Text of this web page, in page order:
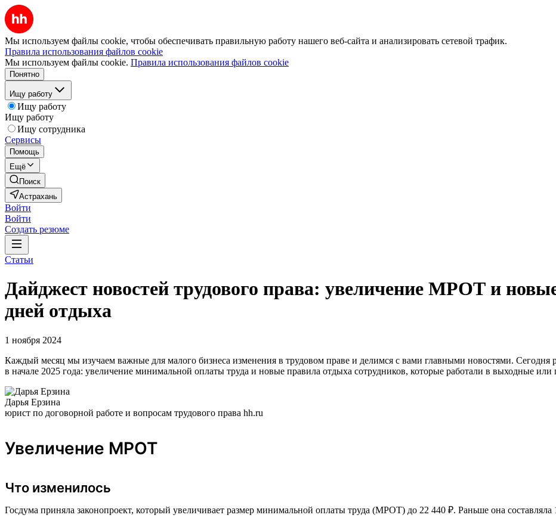
Мы используем файлы cookie, чтобы обеспечивать правильную работу нашего веб-сайта и анализировать сетевой трафик.
Правила использования файлов cookie
Мы используем файлы cookie. Правила использования файлов cookie
Понятно
Ищу работу
Ищу работу
Ищу работу
Ищу сотрудника
Сервисы
Помощь
Ещё
Поиск
Астрахань
Войти
Войти
Создать резюме
Статьи
Дайджест новостей трудового права: увеличение МРОТ и
дней отдыха
1 ноября 2024
Каждый месяц мы изучаем важные для малого бизнеса изменения в трудовом праве и делимся с вами главными новостями. Сегодня
в начале 2025 года: увеличение минимальной оплаты труда и новые правила отдыха сотрудников, которые работали в выходные
Дарья Ерзина
юрист по договорной работе и вопросам трудового права hh.ru
Увеличение МРОТ
Что изменилось
Госдума приняла законопроект, который увеличивает размер минимальной оплаты труда (МРОТ) до 22 440 ₽. Раньше она составляла